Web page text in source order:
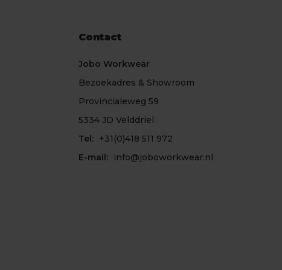
Contact
Jobo Workwear
Bezoekadres & Showroom
Provincialeweg 59
5334 JD Velddriel
Tel: +31(0)418 511 972
E-mail:
info@joboworkwear.nl